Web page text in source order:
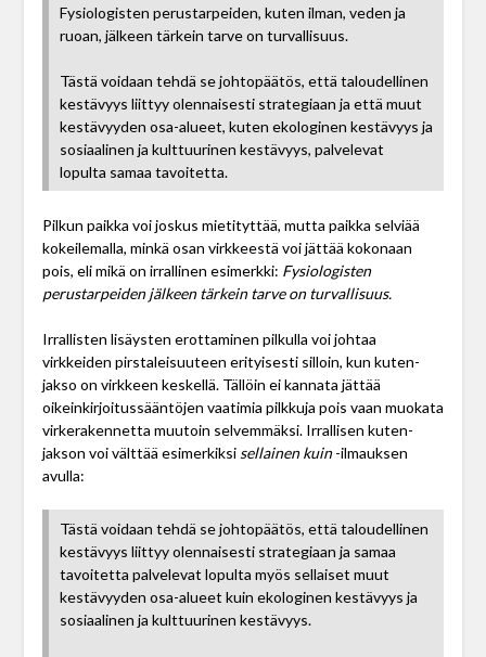
Fysiologisten perustarpeiden, kuten ilman, veden ja
ruoan, jälkeen tärkein tarve on turvallisuus.
Tästä voidaan tehdä se johtopäätös, että taloudellinen
kestävyys liittyy olennaisesti strategiaan ja että muut
kestävyyden osa-alueet, kuten ekologinen kestävyys ja
sosiaalinen ja kulttuurinen kestävyys, palvelevat
lopulta samaa tavoitetta.
Pilkun paikka voi joskus mietityttää, mutta paikka selviää
kokeilemalla, minkä osan virkkeestä voi jättää kokonaan
pois, eli mikä on irrallinen esimerkki: Fysiologisten
perustarpeiden jälkeen tärkein tarve on turvallisuus.
Irrallisten lisäysten erottaminen pilkulla voi johtaa
virkkeiden pirstaleisuuteen erityisesti silloin, kun kuten-
jakso on virkkeen keskellä. Tällöin ei kannata jättää
oikeinkirjoitussääntöjen vaatimia pilkkuja pois vaan muokata
virkerakennetta muutoin selvemmäksi. Irrallisen kuten-
jakson voi välttää esimerkiksi sellainen kuin-ilmauksen
avulla:
Tästä voidaan tehdä se johtopäätös, että taloudellinen
kestävyys liittyy olennaisesti strategiaan ja samaa
tavoitetta palvelevat lopulta myös sellaiset muut
kestävyyden osa-alueet kuin ekologinen kestävyys ja
sosiaalinen ja kulttuurinen kestävyys.